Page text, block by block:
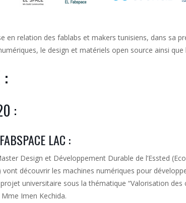
en relation des fablabs et makers tunisiens, dans sa
le design et matériels open source ainsi
:
:
LAC :
Design et Développement Durable de l’Essted (
découvrir les machines numériques pour
universitaire sous la thématique “Valorisation des
Imen Kechida.